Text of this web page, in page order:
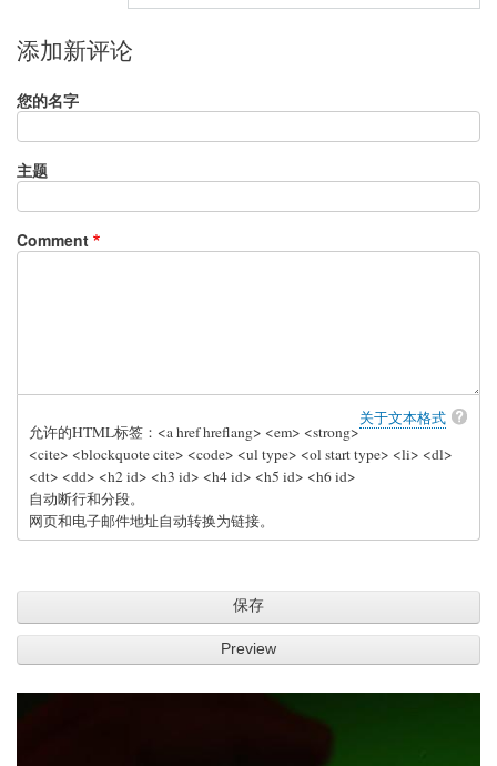
添加新评论
您的名字
主题
Comment
关于文本格式
允许的HTML标签：<a href hreflang> <em> <strong>
<cite> <blockquote cite> <code> <ul type> <ol start type> <li> <dl>
<dt> <dd> <h2 id> <h3 id> <h4 id> <h5 id> <h6 id>
自动断行和分段。
网页和电子邮件地址自动转换为链接。